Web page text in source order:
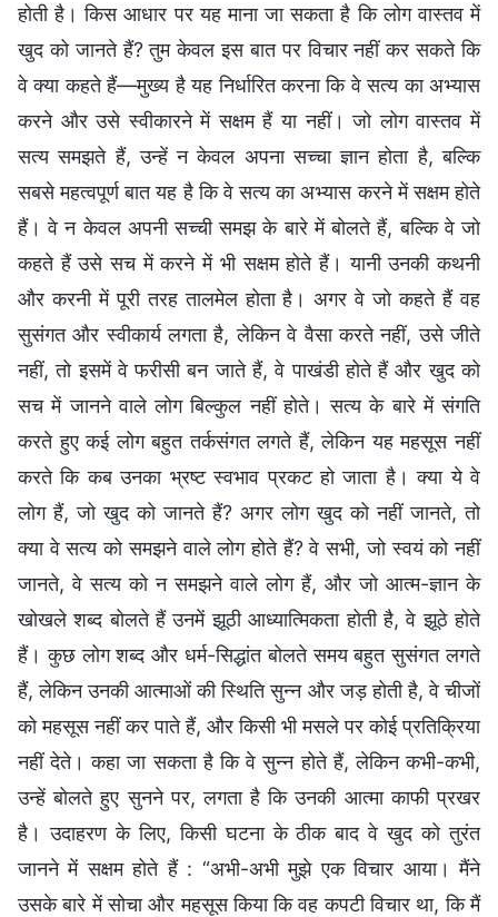
होती है। किस आधार पर यह माना जा सकता है कि लोग वास्तव में
खुद को जानते हैं? तुम केवल इस बात पर विचार नहीं कर सकते कि
वे क्या कहते हैं—मुख्य है यह निर्धारित करना कि वे सत्य का अभ्यास
करने और उसे स्वीकारने में सक्षम हैं या नहीं। जो लोग वास्तव में
सत्य समझते हैं, उन्हें न केवल अपना सच्चा ज्ञान होता है, बल्कि
सबसे महत्वपूर्ण बात यह है कि वे सत्य का अभ्यास करने में सक्षम होते
हैं। वे न केवल अपनी सच्ची समझ के बारे में बोलते हैं, बल्कि वे जो
कहते हैं उसे सच में करने में भी सक्षम होते हैं। यानी उनकी कथनी
और करनी में पूरी तरह तालमेल होता है। अगर वे जो कहते हैं वह
सुसंगत और स्वीकार्य लगता है, लेकिन वे वैसा करते नहीं, उसे जीते
नहीं, तो इसमें वे फरीसी बन जाते हैं, वे पाखंडी होते हैं और खुद को
सच में जानने वाले लोग बिल्कुल नहीं होते। सत्य के बारे में संगति
करते हुए कई लोग बहुत तर्कसंगत लगते हैं, लेकिन यह महसूस नहीं
करते कि कब उनका भ्रष्ट स्वभाव प्रकट हो जाता है। क्या ये वे
लोग हैं, जो खुद को जानते हैं? अगर लोग खुद को नहीं जानते, तो
क्या वे सत्य को समझने वाले लोग होते हैं? वे सभी, जो स्वयं को नहीं
जानते, वे सत्य को न समझने वाले लोग हैं, और जो आत्म-ज्ञान के
खोखले शब्द बोलते हैं उनमें झूठी आध्यात्मिकता होती है, वे झूठे होते
हैं। कुछ लोग शब्द और धर्म-सिद्धांत बोलते समय बहुत सुसंगत लगते
हैं, लेकिन उनकी आत्माओं की स्थिति सुन्न और जड़ होती है, वे चीजों
को महसूस नहीं कर पाते हैं, और किसी भी मसले पर कोई प्रतिक्रिया
नहीं देते। कहा जा सकता है कि वे सुन्न होते हैं, लेकिन कभी-कभी,
उन्हें बोलते हुए सुनने पर, लगता है कि उनकी आत्मा काफी प्रखर
है। उदाहरण के लिए, किसी घटना के ठीक बाद वे खुद को तुरंत
जानने में सक्षम होते हैं : “अभी-अभी मुझे एक विचार आया। मैंने
उसके बारे में सोचा और महसूस किया कि वह कपटी विचार था, कि मैं